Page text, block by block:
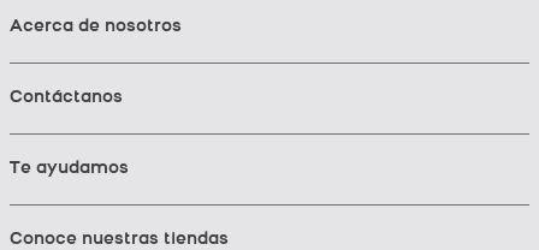
Acerca de nosotros
Contáctanos
Te ayudamos
Conoce nuestras tiendas